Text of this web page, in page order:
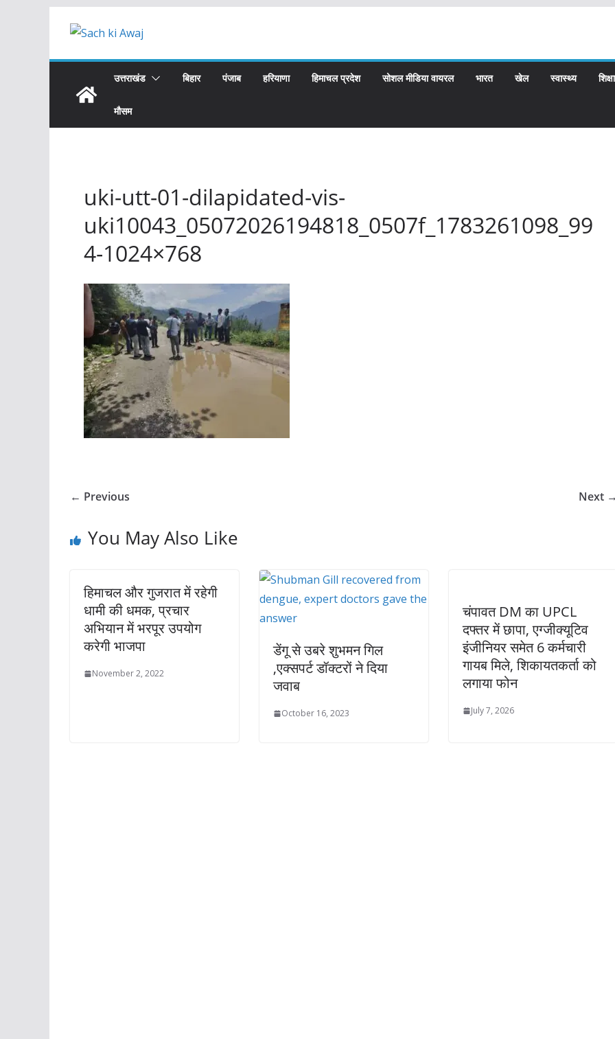
उत्तराखंड बिहार पंजाब हरियाणा हिमाचल प्रदेश सोशल मीडिया वायरल भारत खेल स्वास्थ्य शिक्षा
मौसम
uki-utt-01-dilapidated-vis-
uki10043_05072026194818_0507f_1783261098_99
4-1024×768
← Previous Next →
You May Also Like
हिमाचल और गुजरात में रहेगी
धामी की धमक, प्रचार
अभियान में भरपूर उपयोग
करेगी भाजपा
November 2, 2022
डेंगू से उबरे शुभमन गिल
,एक्सपर्ट डॉक्टरों ने दिया
जवाब
October 16, 2023
चंपावत DM का UPCL
दफ्तर में छापा, एग्जीक्यूटिव
इंजीनियर समेत 6 कर्मचारी
गायब मिले, शिकायतकर्ता को
लगाया फोन
July 7, 2026